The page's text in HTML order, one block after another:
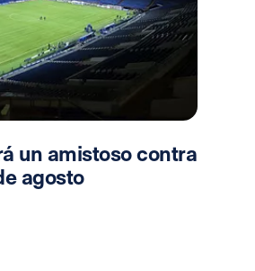
un amistoso contra
agosto